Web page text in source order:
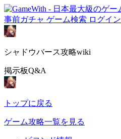
事前ガチャ ゲーム検索 ログイン
シャドウバース攻略wiki
掲示板Q&A
トップに戻る
ゲーム攻略一覧を見る